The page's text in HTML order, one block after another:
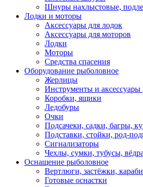
Шнуры нахлыстовые,
Лодки и моторы
Аксессуары для лодок
Аксессуары для моторов
Лодки
Моторы
Средства спасения
Оборудование рыболовное
Жерлицы
Инструменты и
Коробки, ящики
Ледобуры
Очки
Подсачеки, садки, багры,
Подставки, стойки, род-
Сигнализаторы
Чехлы, сумки, тубусы, вёдра
Оснащение рыболовное
Вертлюги, застёжки,
Готовые оснастки